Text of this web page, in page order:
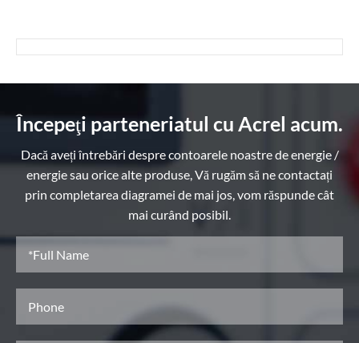
Începeţi parteneriatul cu Acrel acum.
Dacă aveți întrebări despre contoarele noastre de energie /
energie sau orice alte produse, Vă rugăm să ne contactați
prin completarea diagramei de mai jos, vom răspunde cât
mai curând posibil.